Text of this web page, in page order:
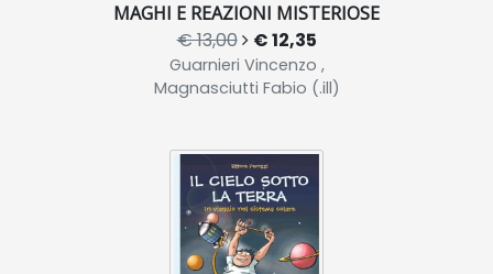
MAGHI E REAZIONI MISTERIOSE
€ 13,00 € 12,35
Guarnieri Vincenzo ,
Magnasciutti Fabio (.ill)